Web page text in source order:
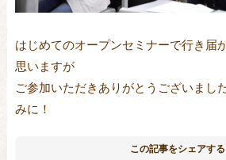
はじめてのオープンセミナーで行き届
思いますが
ご参加いただきありがとうございまし
みに！
この記事をシェアする